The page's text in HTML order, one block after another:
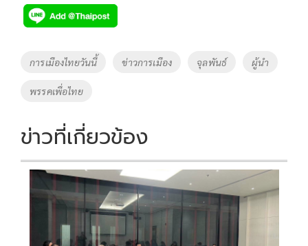
e
b
o
o
k
tt
er
p
y
Tags
การเมืองไทยวันนี้ ข่าวการเมือง จุลพันธ์ ผู้นำ
พรรคเพื่อไทย
ข่าวที่เกี่ยวข้อง